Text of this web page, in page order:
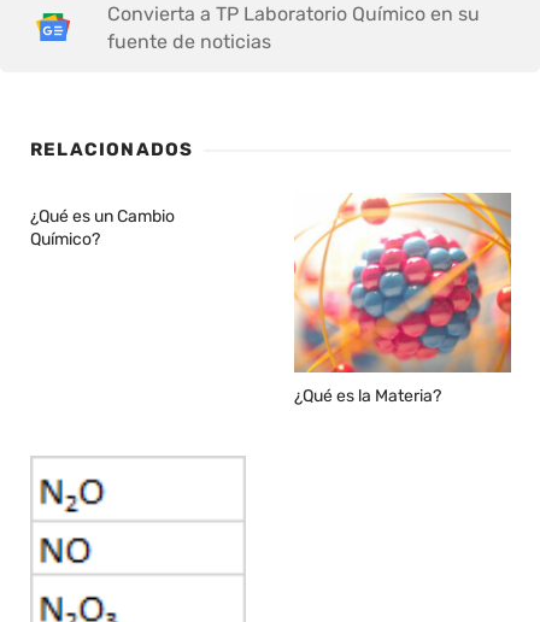
Convierta a TP Laboratorio Químico en su
fuente de noticias
RELACIONADOS
¿Qué es un Cambio
Químico?
¿Qué es la Materia?